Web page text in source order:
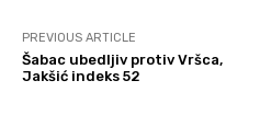
PREVIOUS ARTICLE
Šabac ubedljiv protiv Vršca,
Jakšić indeks 52